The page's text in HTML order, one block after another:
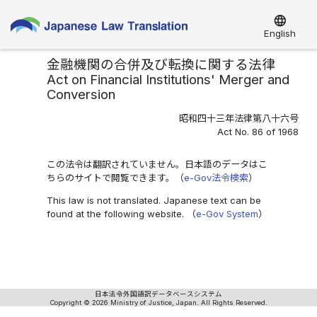
language
English
金融機関の合併及び転換に関する法律
Act on Financial Institutions' Merger and
Conversion
昭和四十三年法律第八十六号
Act No. 86 of 1968
この法令は翻訳されていません。日本語のデータはこ
ちらのサイトで閲覧できます。（e-Gov法令検索）
This law is not translated. Japanese text can be
found at the following website. （e-Gov System）
日本法令外国語訳データベースシステム
Copyright © 2026 Ministry of Justice, Japan. All Rights Reserved.